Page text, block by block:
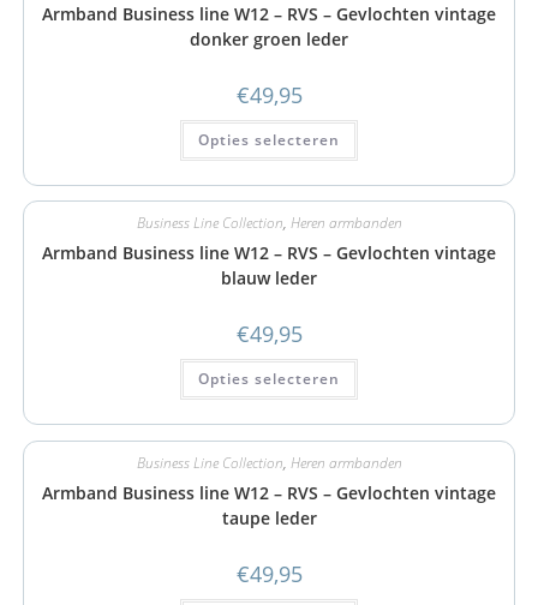
Armband Business line W12 – RVS – Gevlochten vintage
donker groen leder
€49,95
Opties selecteren
Business Line Collection, Heren armbanden
Armband Business line W12 – RVS – Gevlochten vintage
blauw leder
€49,95
Opties selecteren
Business Line Collection, Heren armbanden
Armband Business line W12 – RVS – Gevlochten vintage
taupe leder
€49,95